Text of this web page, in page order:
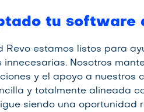
tu software
Revo estamos listos para
Nosotros
y el apoyo a nuestros
y totalmente alineada
siendo una oportunidad